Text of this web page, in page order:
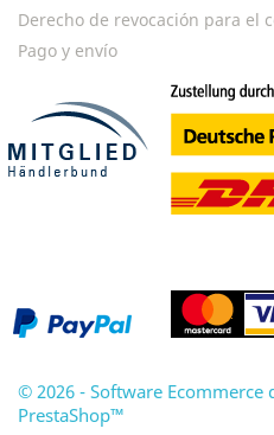
Derecho de revocación para el
Pago y envío
© 2026 - Software Ecommerce
PrestaShop™